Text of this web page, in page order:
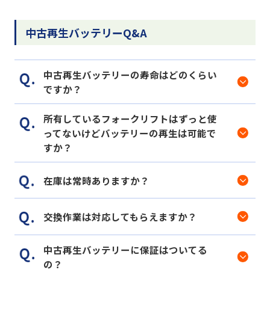
中古再生バッテリーQ&A
中古再生バッテリーの寿命はどのくらい
ですか？
所有しているフォークリフトはずっと使
ってないけどバッテリーの再生は可能で
すか？
在庫は常時ありますか？
交換作業は対応してもらえますか？
中古再生バッテリーに保証はついてる
の？